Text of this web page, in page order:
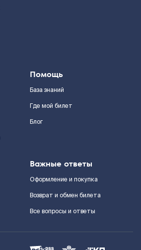
Помощь
База знаний
Где мой билет
Блог
Важные ответы
Оформление и покупка
Возврат и обмен билета
Все вопросы и ответы